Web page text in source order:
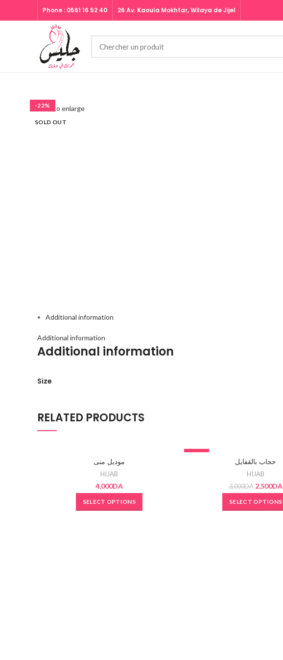
Phone : 0561 16 52 40 26 Av. Kaoula Mokhtar, Wilaya de Jijel
-22%
SOLD OUT
Click to enlarge
Additional information
Additional information
Additional information
Size
RELATED PRODUCTS
موديل منى
HIJAB
4,000DA
SELECT OPTIONS
-17%
حجاب بالقفايل
HIJAB
3,000DA 2,500DA
SELECT OPTIONS